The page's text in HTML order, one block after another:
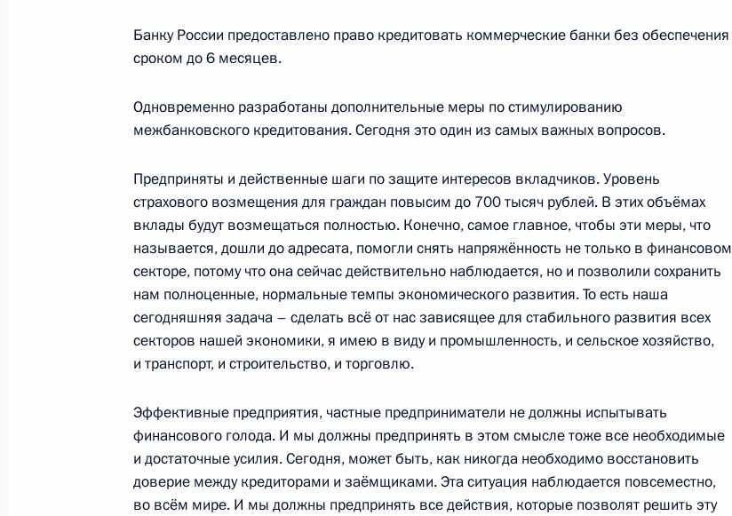
Встреча с председателем правления Евразийского банка
развития Игорем Финогеновым
Начало рабочей встречи с председателем Внешэкономбанка
Владимиром Дмитриевым
23 октября 2008 года, 17:15 Московская область, Горки
22 октября 2008 года, среда
Начало встречи с генеральным секретарём Организации стран –
экспортёров нефти (ОПЕК) Абдаллой аль-Бадри
22 октября 2008 года, 14:15 Московская область, Горки
Банку России предоставлено право кредитовать коммерческие банки без обеспечения
сроком до 6 месяцев.
Одновременно разработаны дополнительные меры по стимулированию
межбанковского кредитования. Сегодня это один из самых важных вопросов.
Предприняты и действенные шаги по защите интересов вкладчиков. Уровень
страхового возмещения для граждан повысим до 700 тысяч рублей. В этих объёмах
вклады будут возмещаться полностью. Конечно, самое главное, чтобы эти меры, что
называется, дошли до адресата, помогли снять напряжённость не только в финансовом
секторе, потому что она сейчас действительно наблюдается, но и позволили сохранить
нам полноценные, нормальные темпы экономического развития. То есть наша
сегодняшняя задача – сделать всё от нас зависящее для стабильного развития всех
секторов нашей экономики, я имею в виду и промышленность, и сельское хозяйство,
и транспорт, и строительство, и торговлю.
Эффективные предприятия, частные предприниматели не должны испытывать
финансового голода. И мы должны предпринять в этом смысле тоже все необходимые
и достаточные усилия. Сегодня, может быть, как никогда необходимо восстановить
доверие между кредиторами и заёмщиками. Эта ситуация наблюдается повсеместно,
во всём мире. И мы должны предпринять все действия, которые позволят решить эту